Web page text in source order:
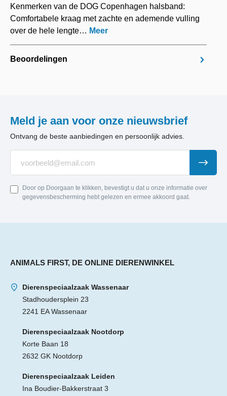
Kenmerken van de DOG Copenhagen halsband:
Comfortabele kraag met zachte en ademende vulling
over de hele lengte… Meer
Beoordelingen
Meld je aan voor onze nieuwsbrief
Ontvang de beste aanbiedingen en persoonlijk advies.
Door op Doorgaan te klikken, bevestigt u dat u onze informatie over
gegevensbescherming hebt gelezen en ermee akkoord gaat.
ANIMALS FIRST, DE ONLINE DIERENWINKEL
Dierenspeciaalzaak Wassenaar
Stadhoudersplein 23
2241 EA Wassenaar
Dierenspeciaalzaak Nootdorp
Korte Baan 18
2632 GK Nootdorp
Dierenspeciaalzaak Leiden
Ina Boudier-Bakkerstraat 3